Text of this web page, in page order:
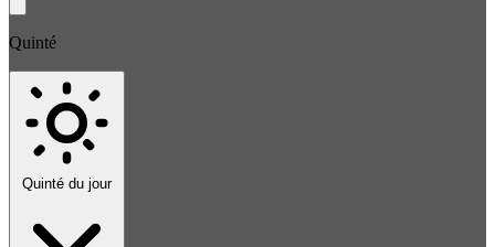
Quinté
Quinté du jour